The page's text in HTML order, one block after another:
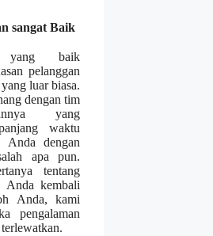
sangat Baik
yang baik
pelanggan
luar biasa.
dengan tim
yang
waktu
Anda dengan
apa pun.
tentang
Anda kembali
Anda, kami
pengalaman